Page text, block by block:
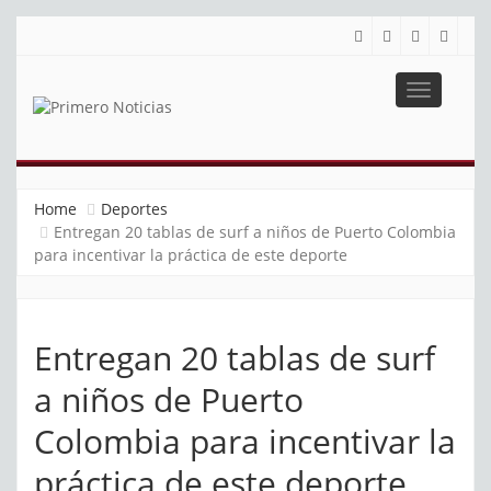
Toggle
Home
Deportes
Entregan 20 tablas de surf a niños de Puerto Colombia
para incentivar la práctica de este deporte
Entregan 20 tablas de surf
a niños de Puerto
Colombia para incentivar la